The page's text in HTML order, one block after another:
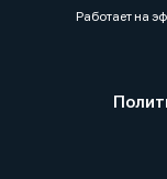
Работает на